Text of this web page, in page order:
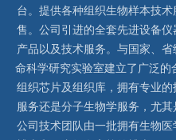
台。提供各种组织生物样本技
售。公司引进的全套先进设备
产品以及技术服务。与国家、
命科学研究实验室建立了广泛
组织芯片及组织库，拥有专业
服务还是分子生物学服务，尤
公司技术团队由一批拥有生物